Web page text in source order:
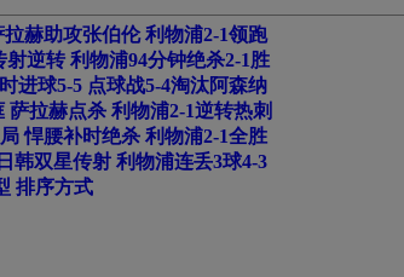
赫助攻张伯伦 利物浦2-1领跑
逆转 利物浦94分钟绝杀2-1胜
进球5-5 点球战5-4淘汰阿森纳
萨拉赫点杀 利物浦2-1逆转热刺
悍腰补时绝杀 利物浦2-1全胜
韩双星传射 利物浦连丢3球4-3
排序方式